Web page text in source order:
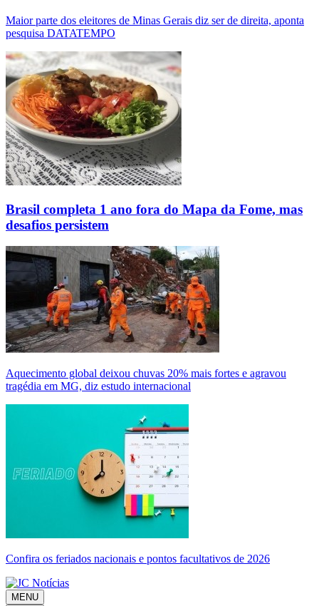
Maior parte dos eleitores de Minas Gerais diz ser de direita, aponta
pesquisa DATATEMPO
Brasil completa 1 ano fora do Mapa da Fome, mas
desafios persistem
Aquecimento global deixou chuvas 20% mais fortes e agravou
tragédia em MG, diz estudo internacional
Confira os feriados nacionais e pontos facultativos de 2026
MENU